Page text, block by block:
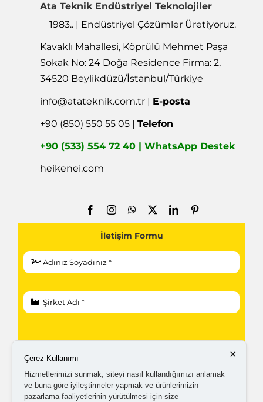
Ata Teknik Endüstriyel Teknolojiler
1983.. | Endüstriyel Çözümler Üretiyoruz.
Kavaklı Mahallesi, Köprülü Mehmet Paşa
Sokak No: 24 Doğa Residence Firma: 2,
34520 Beylikdüzü/İstanbul/Türkiye
info@atateknik.com.tr | E-posta
+90 (850) 550 55 05 |Telefon
+90 (533) 554 72 40 | WhatsApp Destek
heikenei.com
İletişim Formu
×
Çerez Kullanımı
Hizmetlerimizi sunmak, siteyi nasıl kullandığımızı anlamak
ve buna göre iyileştirmeler yapmak ve ürünlerimizin
pazarlama faaliyetlerinin yürütülmesi için size